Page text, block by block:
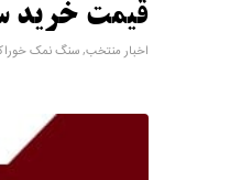
قیمت خرید
اخبار منتخب, سنگ نمک